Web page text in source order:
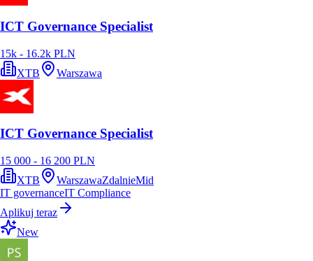
ICT Governance Specialist
15k - 16.2k PLN
XTB
Warszawa
ICT Governance Specialist
15 000 - 16 200 PLN
XTB
WarszawaZdalnieMid
IT governanceIT Compliance
Aplikuj teraz
New